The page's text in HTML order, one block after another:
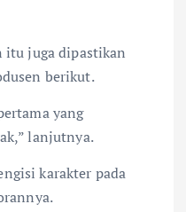
itu juga dipastikan
berikut.
yang
lanjutnya.
karakter pada